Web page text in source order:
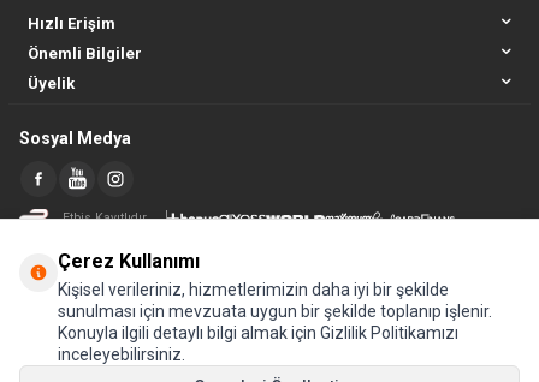
Hızlı Erişim
Önemli Bilgiler
Üyelik
Sosyal Medya
Etbis Kayıtlıdır
Çerez Kullanımı
Kişisel verileriniz, hizmetlerimizin daha iyi bir şekilde
sunulması için mevzuata uygun bir şekilde toplanıp işlenir.
Konuyla ilgili detaylı bilgi almak için Gizlilik Politikamızı
inceleyebilirsiniz.